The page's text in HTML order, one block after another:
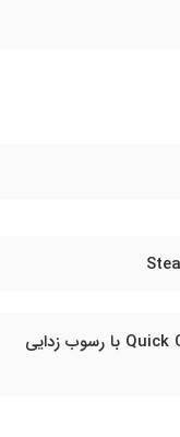
Quick Calc Release با رسوب زدایی